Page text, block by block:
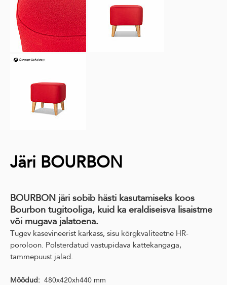
Järi BOURBON
BOURBON järi sobib hästi kasutamiseks koos
Bourbon tugitooliga, kuid ka eraldiseisva lisaistme
või mugava jalatoena.
Tugev kasevineerist karkass, sisu kõrgkvaliteetne HR-
poroloon. Polsterdatud vastupidava kattekangaga,
tammepuust jalad.
Mõõdud: 480x420xh440 mm